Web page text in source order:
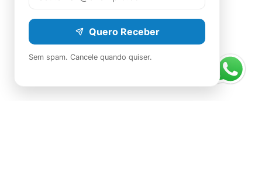
Quero Receber
Sem spam. Cancele quando quiser.